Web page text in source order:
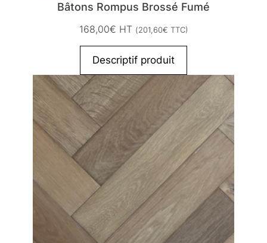
Bâtons Rompus Brossé Fumé
168,00€ HT (201,60€ TTC)
Descriptif produit